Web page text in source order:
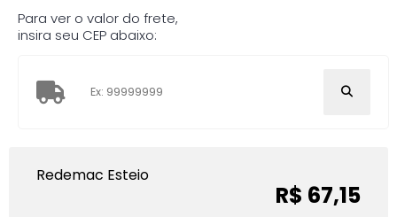
Para ver o valor do frete,
insira seu CEP abaixo:
Redemac Esteio
R$ 67,15